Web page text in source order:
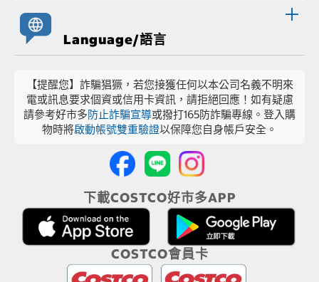
Language/語言
【提醒您】詐騙猖獗，若您接獲任何以本公司名義不明來
電或訊息要求個資或信用卡資訊，請拒絕回應！如有疑慮
請參考好市多防止詐騙宣導或撥打165防詐騙專線。登入購
物時將啟動帳號雙重驗證以保障您自身帳戶安全。
下載COSTCO好市多APP
COSTCO會員卡